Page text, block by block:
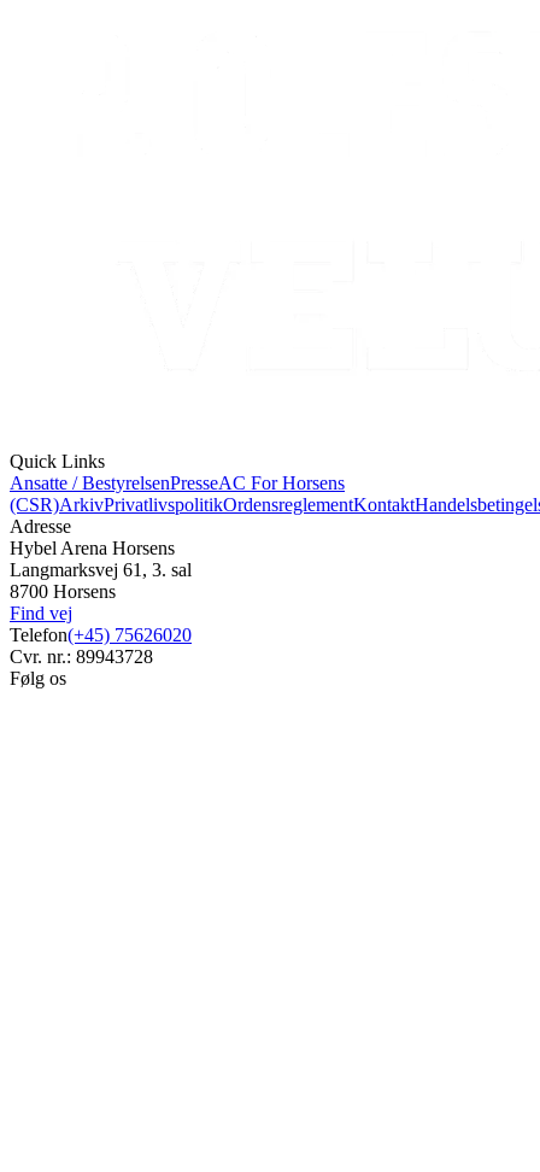
Quick Links
Ansatte / BestyrelsenPresseAC For Horsens
(CSR)ArkivPrivatlivspolitikOrdensreglementKontakt
Adresse
Hybel Arena Horsens
Langmarksvej 61, 3. sal
8700 Horsens
Find vej
Telefon(+45) 75626020
Cvr. nr.: 89943728
Følg os